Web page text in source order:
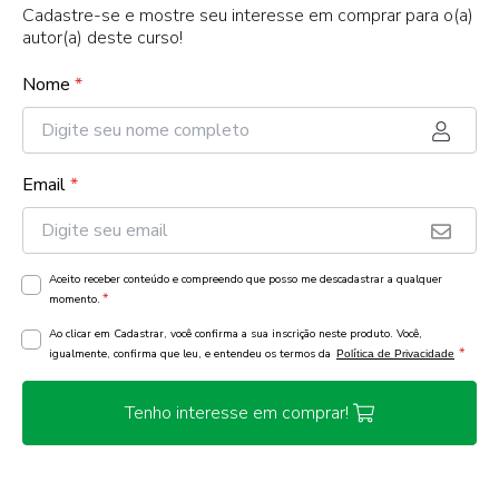
Cadastre-se e mostre seu interesse em comprar para o(a)
autor(a) deste curso!
Nome *
Email*
Aceito receber conteúdo e compreendo que posso me descadastrar a qualquer
momento. *
Ao clicar em Cadastrar, você confirma a sua inscrição neste produto. Você,
igualmente, confirma que leu, e entendeu os termos da Política de Privacidade *
Tenho interesse em comprar!